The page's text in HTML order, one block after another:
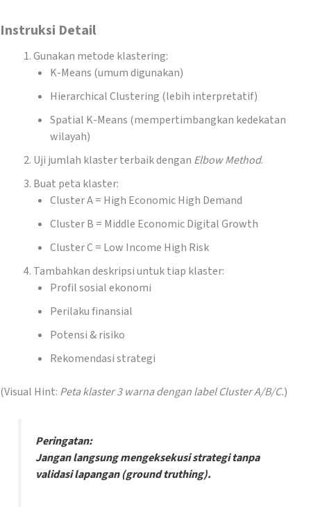
Instruksi Detail
Gunakan metode klastering:
K-Means (umum digunakan)
Hierarchical Clustering (lebih interpretatif)
Spatial K-Means (mempertimbangkan kedekatan
wilayah)
Uji jumlah klaster terbaik dengan Elbow Method.
Buat peta klaster:
Cluster A = High Economic High Demand
Cluster B = Middle Economic Digital Growth
Cluster C = Low Income High Risk
Tambahkan deskripsi untuk tiap klaster:
Profil sosial ekonomi
Perilaku finansial
Potensi & risiko
Rekomendasi strategi
(Visual Hint: Peta klaster 3 warna dengan label Cluster A/B/C.)
Peringatan:
Jangan langsung mengeksekusi strategi tanpa
validasi lapangan (ground truthing).